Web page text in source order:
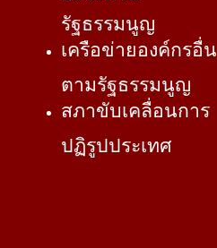
รัฐธรรมนูญ
เครือข่ายองค์กรอื่น
ตามรัฐธรรมนูญ
สภาขับเคลื่อนการ
ปฏิรูปประเทศ